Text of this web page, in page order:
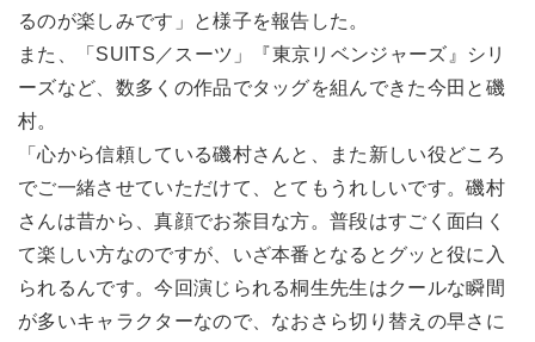
るのが楽しみです」と様子を報告した。
また、「SUITS／スーツ」『東京リベンジャーズ』シリ
ーズなど、数多くの作品でタッグを組んできた今田と磯
村。
「心から信頼している磯村さんと、また新しい役どころ
でご一緒させていただけて、とてもうれしいです。磯村
さんは昔から、真顔でお茶目な方。普段はすごく面白く
て楽しい方なのですが、いざ本番となるとグッと役に入
られるんです。今回演じられる桐生先生はクールな瞬間
が多いキャラクターなので、なおさら切り替えの早さに